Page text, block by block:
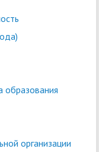
образования
организации